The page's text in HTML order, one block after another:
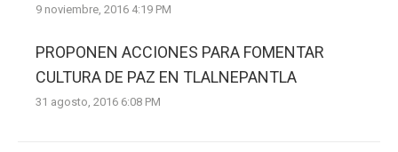
9 noviembre, 2016 4:19 PM
PROPONEN ACCIONES PARA FOMENTAR
CULTURA DE PAZ EN TLALNEPANTLA
31 agosto, 2016 6:08 PM